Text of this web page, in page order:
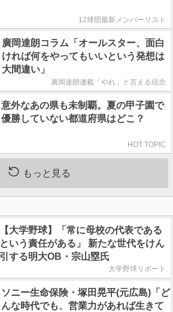
12球団最新メンバーリスト
廣岡達朗コラム「オールスター、面白
ければ何をやってもいいという発想は
大間違い」
廣岡達朗連載「やれ」と言える信念
意外なあの県も未制覇。夏の甲子園で
優勝していない都道府県はどこ？
HOT TOPIC
もっと見る
【大学野球】「常に母校の代表である
という責任がある」 新たな世代をけん
引する明大OB・宗山塁氏
大学野球リポート
ソニー生命保険・塚田晃平(元広島)「ど
んな時代でも、営業力があれば生きて